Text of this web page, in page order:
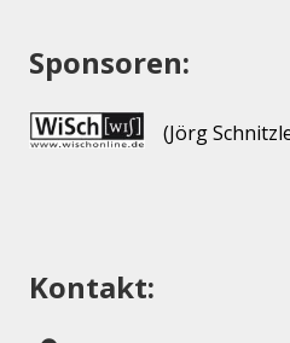
Sponsoren:
(Jörg
Kontakt: